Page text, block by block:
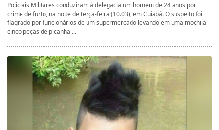
Policiais Militares conduziram à delegacia um homem de 24 anos por
crime de furto, na noite de terça-feira (10.03), em Cuiabá. O suspeito foi
flagrado por funcionários de um supermercado levando em uma mochila
cinco peças de picanha ...